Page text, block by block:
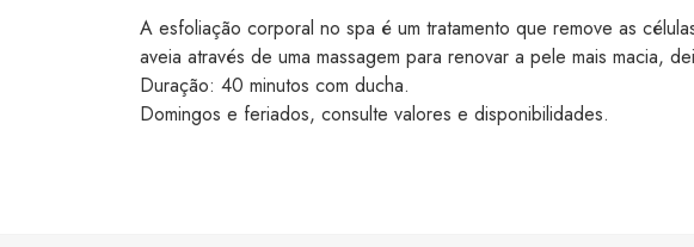
A esfoliação corporal no spa é um tratamento que remove as
aveia através de uma massagem para renovar a pele mais macia,
Duração: 40 minutos com ducha.
Domingos e feriados, consulte valores e disponibilidades.